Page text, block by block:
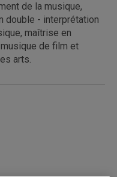
de la musique,
double - interprétation
maîtrise en
de film et
arts.